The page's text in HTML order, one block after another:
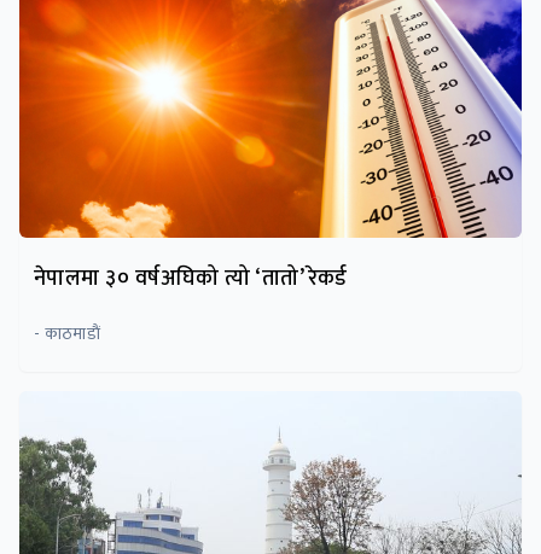
नेपालमा ३० वर्षअघिको त्यो ‘तातो’ रेकर्ड
- काठमाडाैं